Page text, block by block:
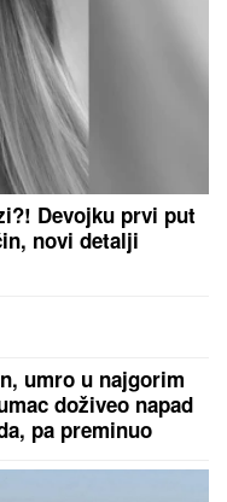
Devojku prvi put
novi detalji
umro u najgorim
doživeo napad
pa preminuo